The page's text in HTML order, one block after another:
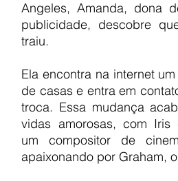
Angeles, Amanda, dona
publicidade, descobre
traiu.
Ela encontra na internet
de casas e entra em
troca. Essa mudança
vidas amorosas, com Iris
um compositor de
apaixonando por Graham,